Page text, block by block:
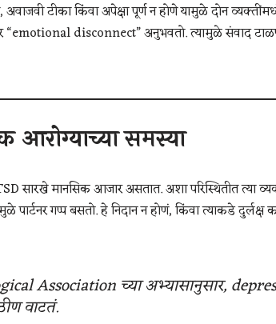
टीका किंवा अपेक्षा पूर्ण न होणे यामुळे दोन
disconnect” अनुभवतो. त्यामुळे संवाद
आरोग्याच्या समस्या
सारखे मानसिक आजार असतात. अशा परिस्थितीत त्या
पार्टनर गप्प बसतो. हे निदान न होणं, किंवा त्याकडे
Association च्या अभ्यासानुसार,
वाटतं.